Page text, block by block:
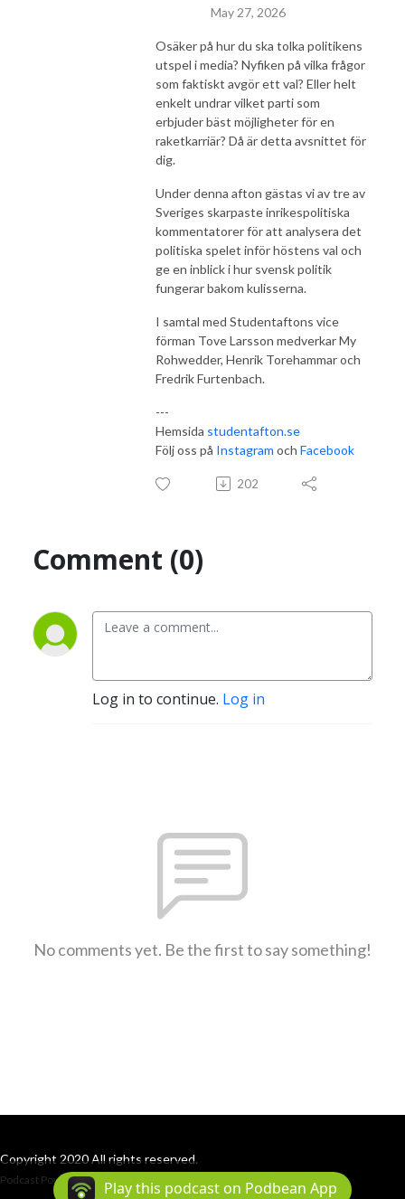
May 27, 2026
Osäker på hur du ska tolka politikens
utspel i media? Nyfiken på vilka frågor
som faktiskt avgör ett val? Eller helt
enkelt undrar vilket parti som
erbjuder bäst möjligheter för en
raketkarriär? Då är detta avsnittet för
dig.
Under denna afton gästas vi av tre av
Sveriges skarpaste inrikespolitiska
kommentatorer för att analysera det
politiska spelet inför höstens val och
ge en inblick i hur svensk politik
fungerar bakom kulisserna.
I samtal med Studentaftons vice
förman Tove Larsson medverkar My
Rohwedder, Henrik Torehammar och
Fredrik Furtenbach.
---
Hemsida studentafton.se
Följ oss på Instagram och Facebook
202
Comment (0)
Log in to continue. Log in
No comments yet. Be the first to say something!
Copyright 2020 All rights reserved.
Podcast Powered By Podbean
Play this podcast on Podbean App